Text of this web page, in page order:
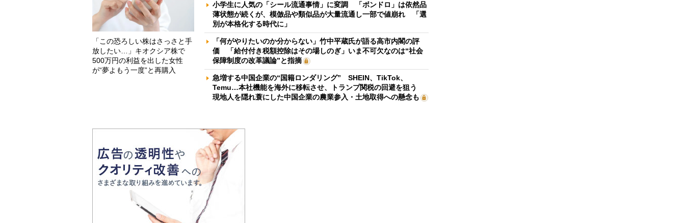
「この恐ろしい株はさっさと手
放したい…」キオクシア株で
500万円の利益を出した女性
が“夢よもう一度”と再購入
小学生に人気の「シール流通事情」に変調 「ボンドロ」は依然品
薄状態が続くが、模倣品や類似品が大量流通し一部で値崩れ 「選
別が本格化する時代に」
「何がやりたいのか分からない」竹中平蔵氏が語る高市内閣の評
価 「給付付き税額控除はその場しのぎ」いま不可欠なのは“社会
保障制度の改革議論”と指摘
急増する中国企業の“国籍ロンダリング” SHEIN、TikTok、
Temu…本社機能を海外に移転させ、トランプ関税の回避を狙う
現地人を隠れ蓑にした中国企業の農業参入・土地取得への懸念も